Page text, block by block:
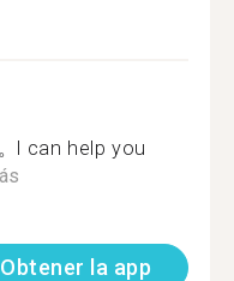
l can help you
Obtener la app